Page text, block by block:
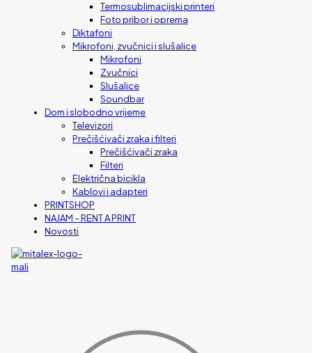
Termosublimacijski printeri
Foto pribor i oprema
Diktafoni
Mikrofoni, zvučnici i slušalice
Mikrofoni
Zvučnici
Slušalice
Soundbar
Dom i slobodno vrijeme
Televizori
Prečišćivači zraka i filteri
Prečišćivači zraka
Filteri
Električna bicikla
Kablovi i adapteri
PRINTSHOP
NAJAM – RENT A PRINT
Novosti